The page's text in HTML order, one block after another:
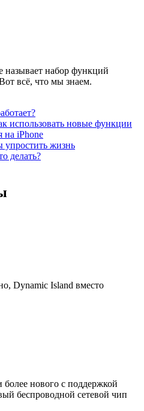
набор функций
всё, что мы знаем.
использовать новые функции
на iPhone
упростить жизнь
делать?
Dynamic Island вместо
нового с поддержкой
беспроводной сетевой чип